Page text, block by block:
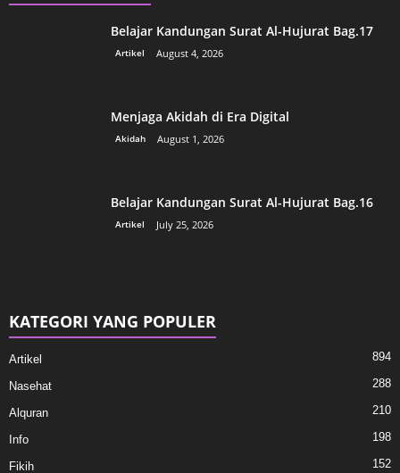
Belajar Kandungan Surat Al-Hujurat Bag.17
Artikel August 4, 2026
Menjaga Akidah di Era Digital
Akidah August 1, 2026
Belajar Kandungan Surat Al-Hujurat Bag.16
Artikel July 25, 2026
KATEGORI YANG POPULER
Artikel 894
Nasehat 288
Alquran 210
Info 198
Fikih 152